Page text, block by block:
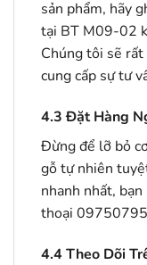
sản phẩm, hãy
tại BT M09-02
Chúng tôi sẽ
cung cấp sự tư
4.3Đặt Hàng
Đừng để lỡ bỏ
gỗ tự nhiên
nhanh nhất,
thoại
4.4Theo Dõi